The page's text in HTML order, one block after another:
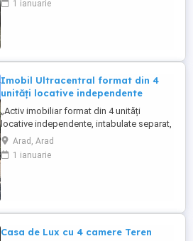
120 mp, cele 5 camere sunt inteligent
1 ianuarie
Imobil Ultracentral format din 4
unități locative independente
„Activ imobiliar format din 4 unități
locative independente, intabulate separat,
cu teren propriu.” – Investiție excelentă în
Arad, Ultracentral! O oportunitate rară
pentru investitori! Se oferă spre vânzare o
Arad, Arad
1 ianuarie
Casa de Lux cu 4 camere Teren